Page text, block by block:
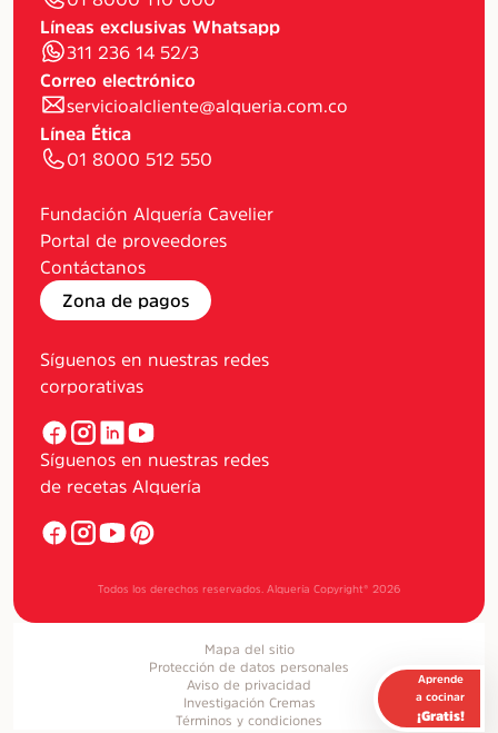
Líneas exclusivas Whatsapp
311 236 14 52/3
Correo electrónico
servicioalcliente@alqueria.com.co
Línea Ética
01 8000 512 550
Fundación Alquería Cavelier
Portal de proveedores
Contáctanos
Zona de pagos
Síguenos en nuestras redes
corporativas
Síguenos en nuestras redes
de recetas Alquería
Todos los derechos reservados. Alquería Copyright® 2026
Mapa del sitio
Protección de datos personales
Aviso de privacidad
Investigación Cremas
Términos y condiciones
Aprende
a cocinar
¡Gratis!